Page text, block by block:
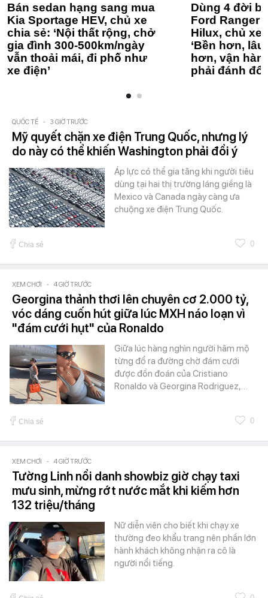
Bán sedan hạng sang mua
Kia Sportage HEV, chủ xe
chia sẻ: ‘Nội thất rộng, chở
gia đình 300-500km/ngày
vẫn thoải mái, đi phố như
xe điện’
Dùng 4 đời
Ford Ranger
Hilux, chủ xe
‘Bền hơn,
hơn, vận
phải đánh
QUỐC TẾ - 3 GIỜ TRƯỚC
Mỹ quyết chặn xe điện Trung Quốc, nhưng lý
do này có thể khiến Washington phải đổi ý
Áp lực có thể gia tăng khi người tiêu
dùng tại hai thị trường láng giềng là
Mexico và Canada ngày càng ưa
chuộng xe điện Trung Quốc.
Chia sẻ 0
XEM CHƠI - 4 GIỜ TRƯỚC
Georgina thảnh thơi lên chuyên cơ 2.000 tỷ,
vóc dáng cuốn hút giữa lúc MXH náo loạn vì
"đám cưới hụt" của Ronaldo
Giữa lúc hàng nghìn người hâm mộ
từng đổ ra đường chờ đám cưới
được đồn đoán của Cristiano
Ronaldo và Georgina Rodriguez,…
Chia sẻ 0
XEM CHƠI - 4 GIỜ TRƯỚC
Tường Linh nổi danh showbiz giờ chạy taxi
mưu sinh, mừng rớt nước mắt khi kiếm hơn
132 triệu/tháng
Nữ diễn viên cho biết khi chạy xe
thường đeo khẩu trang nên phần lớn
hành khách không nhận ra cô là
người nổi tiếng.